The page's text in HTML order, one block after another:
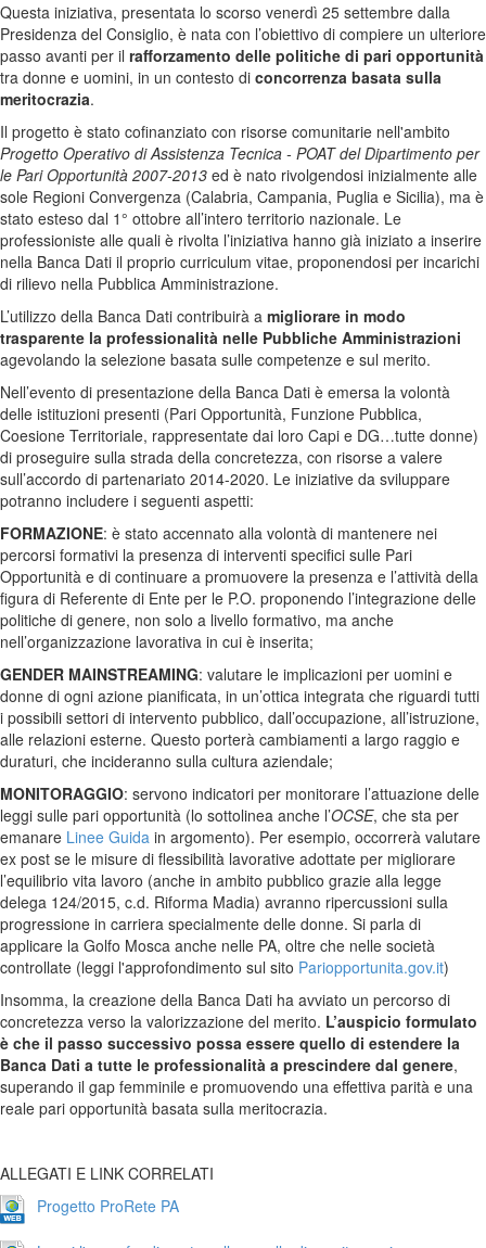
Questa iniziativa, presentata lo scorso venerdì 25 settembre dalla
Presidenza del Consiglio, è nata con l’obiettivo di compiere un ulteriore
passo avanti per il rafforzamento delle politiche di pari opportunità
tra donne e uomini, in un contesto di concorrenza basata sulla
meritocrazia.
Il progetto è stato cofinanziato con risorse comunitarie nell'ambito
Progetto Operativo di Assistenza Tecnica - POAT del Dipartimento per
le Pari Opportunità 2007-2013 ed è nato rivolgendosi inizialmente alle
sole Regioni Convergenza (Calabria, Campania, Puglia e Sicilia), ma è
stato esteso dal 1° ottobre all’intero territorio nazionale. Le
professioniste alle quali è rivolta l’iniziativa hanno già iniziato a inserire
nella Banca Dati il proprio curriculum vitae, proponendosi per incarichi
di rilievo nella Pubblica Amministrazione.
L’utilizzo della Banca Dati contribuirà a migliorare in modo
trasparente la professionalità nelle Pubbliche Amministrazioni
agevolando la selezione basata sulle competenze e sul merito.
Nell’evento di presentazione della Banca Dati è emersa la volontà
delle istituzioni presenti (Pari Opportunità, Funzione Pubblica,
Coesione Territoriale, rappresentate dai loro Capi e DG…tutte donne)
di proseguire sulla strada della concretezza, con risorse a valere
sull’accordo di partenariato 2014-2020. Le iniziative da sviluppare
potranno includere i seguenti aspetti:
FORMAZIONE: è stato accennato alla volontà di mantenere nei
percorsi formativi la presenza di interventi specifici sulle Pari
Opportunità e di continuare a promuovere la presenza e l’attività della
figura di Referente di Ente per le P.O. proponendo l’integrazione delle
politiche di genere, non solo a livello formativo, ma anche
nell’organizzazione lavorativa in cui è inserita;
GENDER MAINSTREAMING: valutare le implicazioni per uomini e
donne di ogni azione pianificata, in un’ottica integrata che riguardi tutti
i possibili settori di intervento pubblico, dall’occupazione, all’istruzione,
alle relazioni esterne. Questo porterà cambiamenti a largo raggio e
duraturi, che incideranno sulla cultura aziendale;
MONITORAGGIO: servono indicatori per monitorare l’attuazione delle
leggi sulle pari opportunità (lo sottolinea anche l’OCSE, che sta per
emanare Linee Guida in argomento). Per esempio, occorrerà valutare
ex post se le misure di flessibilità lavorative adottate per migliorare
l’equilibrio vita lavoro (anche in ambito pubblico grazie alla legge
delega 124/2015, c.d. Riforma Madia) avranno ripercussioni sulla
progressione in carriera specialmente delle donne. Si parla di
applicare la Golfo Mosca anche nelle PA, oltre che nelle società
controllate (leggi l'approfondimento sul sito Pariopportunita.gov.it)
Insomma, la creazione della Banca Dati ha avviato un percorso di
concretezza verso la valorizzazione del merito. L’auspicio formulato
è che il passo successivo possa essere quello di estendere la
Banca Dati a tutte le professionalità a prescindere dal genere,
superando il gap femminile e promuovendo una effettiva parità e una
reale pari opportunità basata sulla meritocrazia.
ALLEGATI E LINK CORRELATI
Progetto ProRete PA